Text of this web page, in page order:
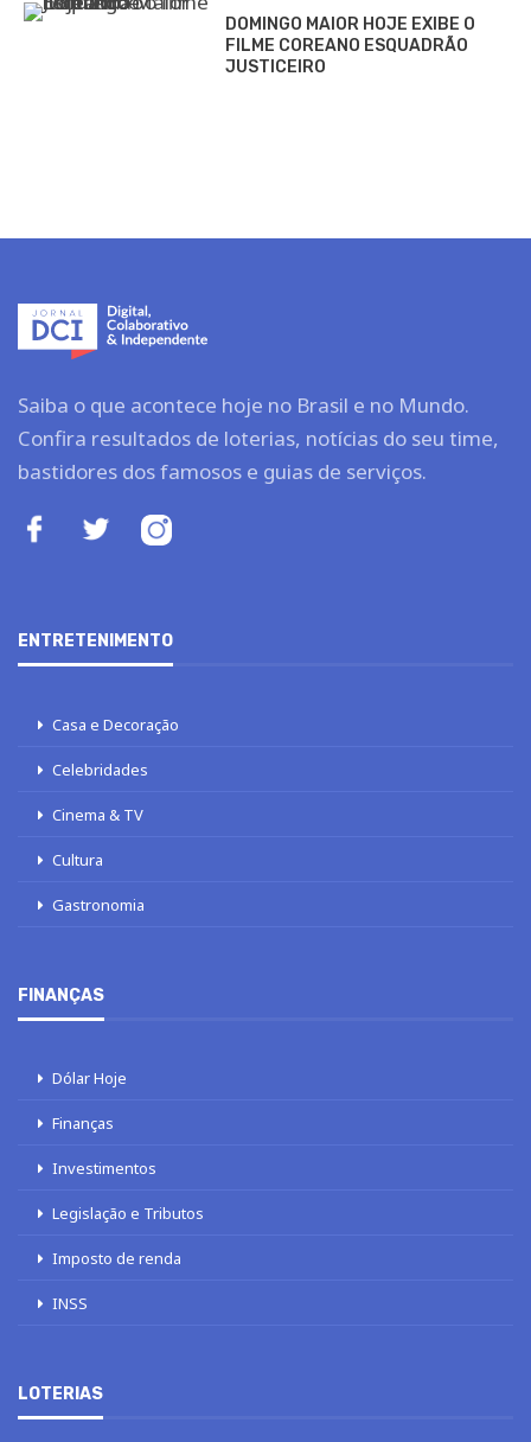
DOMINGO MAIOR HOJE EXIBE O
FILME COREANO ESQUADRÃO
JUSTICEIRO
Saiba o que acontece hoje no Brasil e no Mundo.
Confira resultados de loterias, notícias do seu time,
bastidores dos famosos e guias de serviços.
ENTRETENIMENTO
Casa e Decoração
Celebridades
Cinema & TV
Cultura
Gastronomia
FINANÇAS
Dólar Hoje
Finanças
Investimentos
Legislação e Tributos
Imposto de renda
INSS
LOTERIAS